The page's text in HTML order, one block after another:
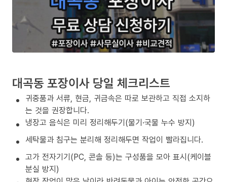
대곡동 포장이사 당일 체크리스트
귀중품과 서류, 현금, 귀금속은 따로 보관하고 직접 소지하
는 것을 권장합니다.
냉장고 음식은 미리 정리해두기(물기·국물 누수 방지)
세탁물과 침구는 분리해 정리해두면 작업이 빨라집니다.
고가 전자기기(PC, 콘솔 등)는 구성품을 모아 표시(케이블
분실 방지)